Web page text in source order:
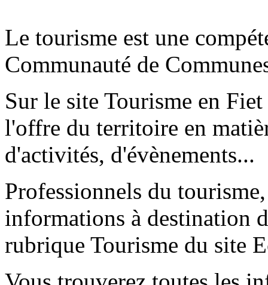
Le tourisme est une
Communauté de
Sur le site Tourisme en
l'offre du territoire en
d'activités, d'évènements...
Professionnels du
informations à destination
rubrique Tourisme du site